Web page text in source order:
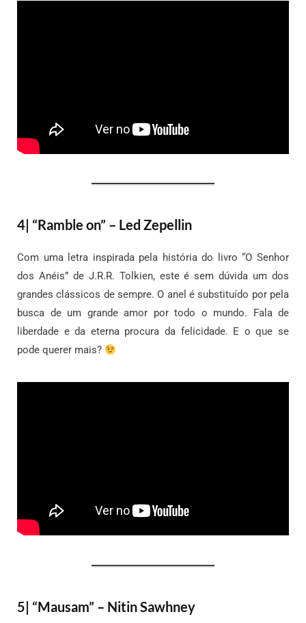
4| “Ramble on” – Led Zepellin
Com uma letra inspirada pela história do livro “O Senhor
dos Anéis” de J.R.R. Tolkien, este é sem dúvida um dos
grandes clássicos de sempre. O anel é substituído por pela
busca de um grande amor por todo o mundo. Fala de
liberdade e da eterna procura da felicidade. E o que se
pode querer mais?
5| “Mausam” – Nitin Sawhney